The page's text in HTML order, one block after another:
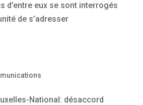
d’entre eux se sont interrogés
de s’adresser
National: désaccord